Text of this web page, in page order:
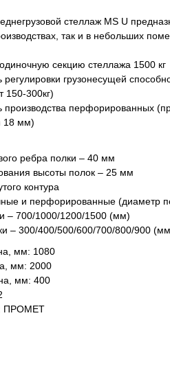
стеллаж MS U
так и в небольших
секцию стеллажа 1500 кг
регулировки грузонесущей
150-300кг)
производства перфорированных
18 мм)
ребра полки – 40 мм
высоты полок – 25 мм
контура
и перфорированные (диаметр
– 700/1000/1200/1500 (мм)
– 300/400/500/600/700/800/900
мм: 1080
мм: 2000
мм: 400
ПРОМЕТ